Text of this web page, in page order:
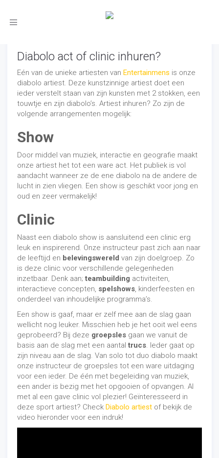
Toggle
Diabolo act of clinic inhuren?
Eén van de unieke artiesten van Entertainmens is onze
diabolo artiest. Deze kunstzinnige artiest doet een
ieder verstelt staan van zijn kunsten met 2 stokken, een
touwtje en zijn diabolo’s. Artiest inhuren? Zo zijn de
volgende arrangementen mogelijk:
Show
Door middel van muziek, interactie en geografie maakt
onze artiest het tot een ware act. Het publiek is vol
aandacht wanneer ze de ene diabolo na de andere de
lucht in zien vliegen. Een show is geschikt voor jong en
oud en zeer vermakelijk!
Clinic
Naast een diabolo show is aansluitend een clinic erg
leuk en inspirerend. Onze instructeur past zich aan naar
de leeftijd en belevingswereld van zijn doelgroep. Zo
is deze clinic voor verschillende gelegenheden
inzetbaar. Denk aan; teambuilding activiteiten,
interactieve concepten, spelshows, kinderfeesten en
onderdeel van inhoudelijke programma’s.
Een show is gaaf, maar er zelf mee aan de slag gaan
wellicht nog leuker. Misschien heb je het ooit wel eens
geprobeerd? Bij deze groepsles gaan we vanuit de
basis aan de slag met een aantal trucs. Ieder gaat op
zijn niveau aan de slag. Van solo tot duo diabolo maakt
onze instructeur de groepsles tot een ware uitdaging
voor een ieder. De één met begeleiding van muziek,
een ander is bezig met het opgooien of opvangen. Al
met al een gave clinic vol plezier! Geïnteresseerd in
deze sport artiest? Check Diabolo artiest of bekijk de
video hieronder voor een indruk!